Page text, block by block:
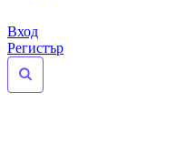
Вход
Регистър